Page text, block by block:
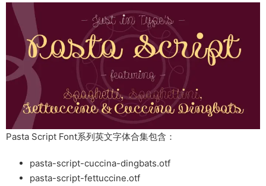
Pasta Script Font系列英文字体合集包含：
pasta-script-cuccina-dingbats.otf
pasta-script-fettuccine.otf